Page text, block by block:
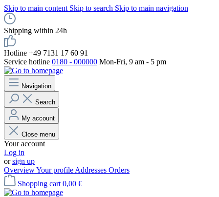
Skip to main content Skip to search Skip to main navigation
Shipping within 24h
Hotline +49 7131 17 60 91
Service hotline 0180 - 000000 Mon-Fri, 9 am - 5 pm
Navigation
Search
My account
Close menu
Your account
Log in
orsign up
OverviewYour profile Addresses Orders
Shopping cart 0,00 €